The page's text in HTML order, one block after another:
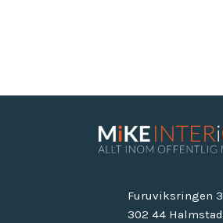
Furuviksringen 3
302 44 Halmstad